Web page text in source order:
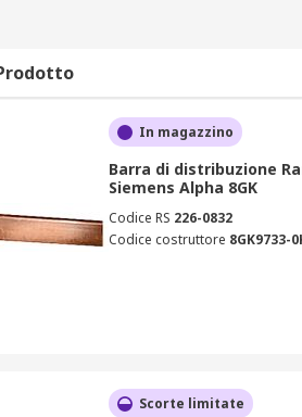
per applicazioni a bassa,
le perdite e aumentano la
e barre di fase isolate,
mentre le
ad alta densità energetica,
corrente;
di test;
In magazzino
Barra di distribuzione
Siemens Alpha 8GK
Codice RS 226-0832
Codice costruttore 8GK9733-
Scorte limitate